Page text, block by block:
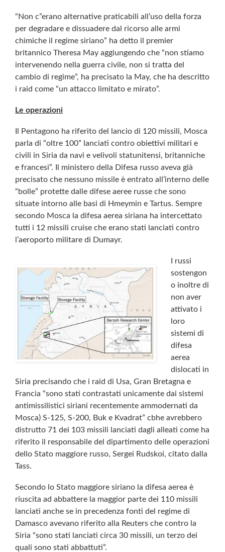
“Non c”erano alternative praticabili all’uso della forza
per degradare e dissuadere dal ricorso alle armi
chimiche il regime siriano” ha detto il premier
britannico Theresa May aggiungendo che “non stiamo
intervenendo nella guerra civile, non si tratta del
cambio di regime”, ha precisato la May, che ha descritto
i raid come “un attacco limitato e mirato”.
Le operazioni
Il Pentagono ha riferito del lancio di 120 missili, Mosca
parla di “oltre 100” lanciati contro obiettivi militari e
civili in Siria da navi e velivoli statunitensi, britanniche
e francesi”. Il ministero della Difesa russo aveva già
precisato che nessuno missile è entrato all’interno delle
“bolle” protette dalle difese aeree russe che sono
situate intorno alle basi di Hmeymin e Tartus. Sempre
secondo Mosca la difesa aerea siriana ha intercettato
tutti i 12 missili cruise che erano stati lanciati contro
l’aeroporto militare di Dumayr.
I russi
sostengon
o inoltre di
non aver
attivato i
loro
sistemi di
difesa
aerea
dislocati in
Siria precisando che i raid di Usa, Gran Bretagna e
Francia “sono stati contrastati unicamente dai sistemi
antimissilistici siriani recentemente ammodernati da
Mosca) S-125, S-200, Buk e Kvadrat” cbhe avrebbero
distrutto 71 dei 103 missili lanciati dagli alleati come ha
riferito il responsabile del dipartimento delle operazioni
dello Stato maggiore russo, Sergei Rudskoi, citato dalla
Tass.
Secondo lo Stato maggiore siriano la difesa aerea è
riuscita ad abbattere la maggior parte dei 110 missili
lanciati anche se in precedenza fonti del regime di
Damasco avevano riferito alla Reuters che contro la
Siria “sono stati lanciati circa 30 missili, un terzo dei
quali sono stati abbattuti”.